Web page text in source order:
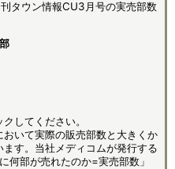
タウン情報CU3月号の実売部数
部
してください。
いて実際の販売部数と大きくか
す。当社メディコムが発行する
何部が売れたのか=実売部数」